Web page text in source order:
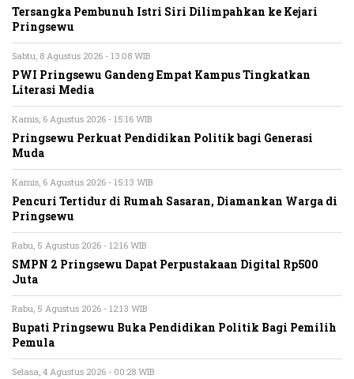
Tersangka Pembunuh Istri Siri Dilimpahkan ke Kejari
Pringsewu
Sabtu, 8 Agustus 2026 - 13:08 WIB
PWI Pringsewu Gandeng Empat Kampus Tingkatkan
Literasi Media
Kamis, 6 Agustus 2026 - 15:16 WIB
Pringsewu Perkuat Pendidikan Politik bagi Generasi
Muda
Kamis, 6 Agustus 2026 - 15:13 WIB
Pencuri Tertidur di Rumah Sasaran, Diamankan Warga di
Pringsewu
Rabu, 5 Agustus 2026 - 12:16 WIB
SMPN 2 Pringsewu Dapat Perpustakaan Digital Rp500
Juta
Rabu, 5 Agustus 2026 - 12:13 WIB
Bupati Pringsewu Buka Pendidikan Politik Bagi Pemilih
Pemula
Selasa, 4 Agustus 2026 - 00:28 WIB